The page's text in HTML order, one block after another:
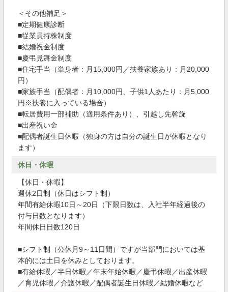
＜その他補足＞
■定期健康診断
■従業員持株制度
■結婚祝金制度
■慶弔見舞金制度
■住宅手当（単身者：月15,000円／扶養家族あり：月20,000
円）
■家族手当（配偶者：月10,000円、子供1人あたり：月5,000
円※扶養に入っている場合）
■転居費用一部補助（適用条件あり）、引越し先斡旋
■出産祝い金
■配偶者誕生日休暇（独身の方は自分の誕生日が休暇となり
ます）
休日・休暇
【休日・休暇】
週休2日制（休日はシフト制）
年間有給休暇10日～20日（下限日数は、入社半年経過後の
付与日数となります）
年間休日日数120日
■シフト制（公休月9～11日間）ですが当部門においては基
本的には土日を休みとしております。
■有給休暇／半日休暇／年末年始休暇／慶弔休暇／出産休暇
／育児休暇／介護休暇／配偶者誕生日休暇／結婚休暇など